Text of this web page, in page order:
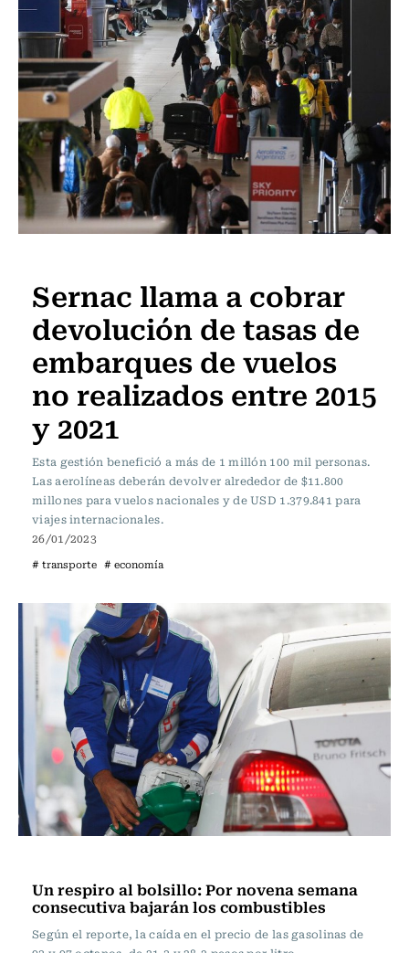
Sernac llama a cobrar
devolución de tasas de
embarques de vuelos
no realizados entre 2015
y 2021
Esta gestión benefició a más de 1 millón 100 mil personas.
Las aerolíneas deberán devolver alrededor de $11.800
millones para vuelos nacionales y de USD 1.379.841 para
viajes internacionales.
26/01/2023
# transporte # economía
Un respiro al bolsillo: Por novena semana
consecutiva bajarán los combustibles
Según el reporte, la caída en el precio de las gasolinas de